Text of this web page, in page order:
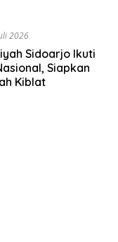
2026
Sidoarjo Ikuti
Siapkan
Kiblat